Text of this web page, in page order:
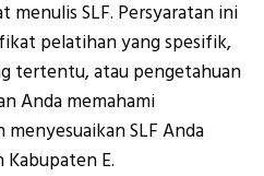
menulis SLF. Persyaratan ini
pelatihan yang spesifik,
tertentu, atau pengetahuan
Anda memahami
SLF Anda
Kabupaten E.